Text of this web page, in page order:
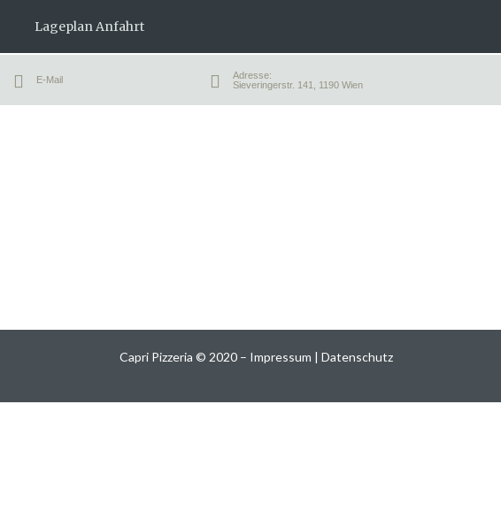
Lageplan Anfahrt
E-Mail
Adresse:
Sieveringerstr. 141, 1190 Wien
Capri Pizzeria © 2020 – Impressum | Datenschutz